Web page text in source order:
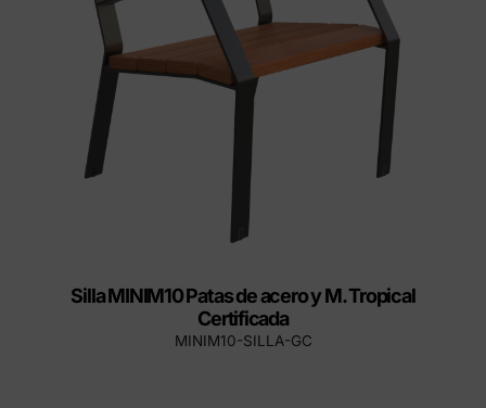
Silla MINIM10 Patas de acero y M. Tropical
Certificada
MINIM10-SILLA-GC